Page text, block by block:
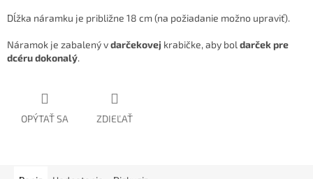
Dĺžka náramku je približne 18 cm (na požiadanie možno upraviť).
Náramok je zabalený vdarčekovej krabičke, aby boldarček pre
dcéru dokonalý.
OPÝTAŤ SA ZDIEĽAŤ